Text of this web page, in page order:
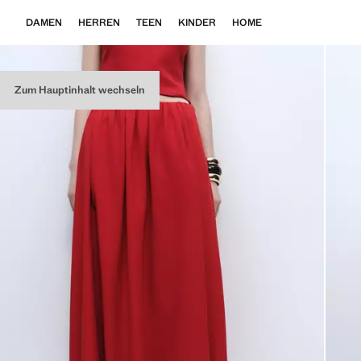
Zum Hauptinhalt wechseln
DAMEN HERREN TEEN KINDER HOME